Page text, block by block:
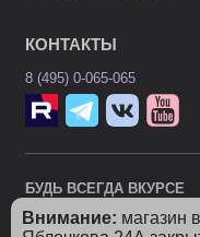
Внимание: магазин
КОНТАКТЫ
8 (495) 0-065-065
БУДЬ ВСЕГДА ВКУРСЕ